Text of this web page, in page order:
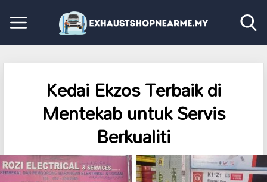
Kedai Ekzos Terbaik di
Mentekab untuk Servis
Berkualiti